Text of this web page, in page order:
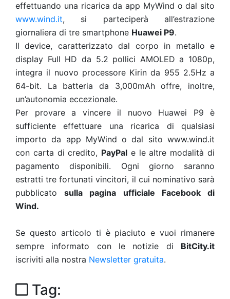
effettuando una ricarica da app MyWind o dal sito
www.wind.it, si parteciperà all’estrazione
giornaliera di tre smartphone Huawei P9.
Il device, caratterizzato dal corpo in metallo e
display Full HD da 5.2 pollici AMOLED a 1080p,
integra il nuovo processore Kirin da 955 2.5Hz a
64-bit. La batteria da 3,000mAh offre, inoltre,
un’autonomia eccezionale.
Per provare a vincere il nuovo Huawei P9 è
sufficiente effettuare una ricarica di qualsiasi
importo da app MyWind o dal sito www.wind.it
con carta di credito, PayPal e le altre modalità di
pagamento disponibili. Ogni giorno saranno
estratti tre fortunati vincitori, il cui nominativo sarà
pubblicatosulla pagina ufficiale Facebook di
Wind.
Se questo articolo ti è piaciuto e vuoi rimanere
sempre informato con le notizie di BitCity.it
iscriviti alla nostra Newsletter gratuita.
Tag: